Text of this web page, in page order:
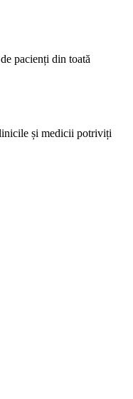
pacienți din toată
și medicii potriviți